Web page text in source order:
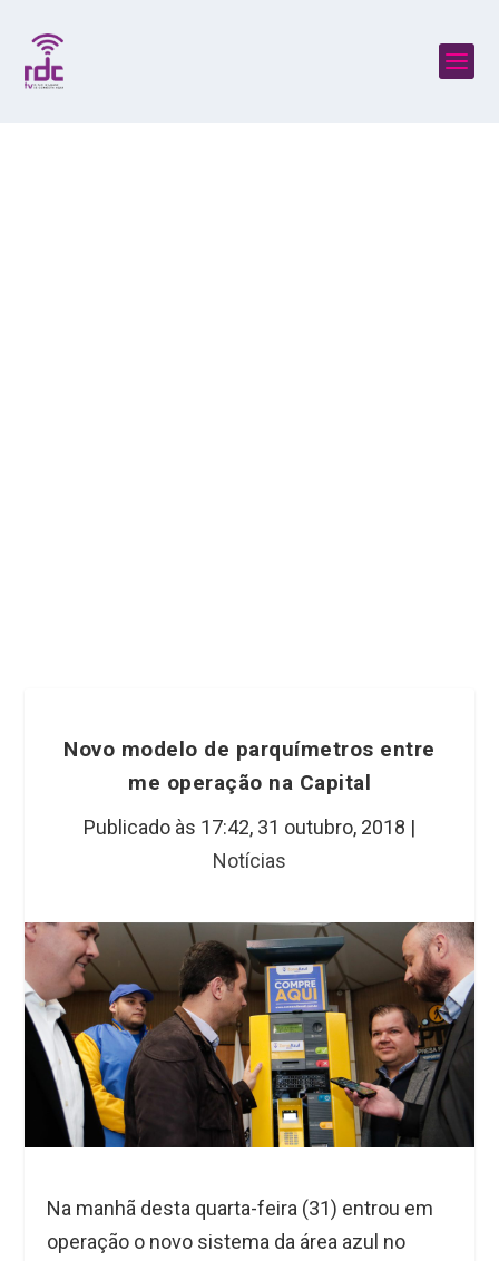
Novo modelo de parquímetros entre
me operação na Capital
Publicado às 17:42, 31 outubro, 2018 |
Notícias
Na manhã desta quarta-feira (31) entrou em
operação o novo sistema da área azul no